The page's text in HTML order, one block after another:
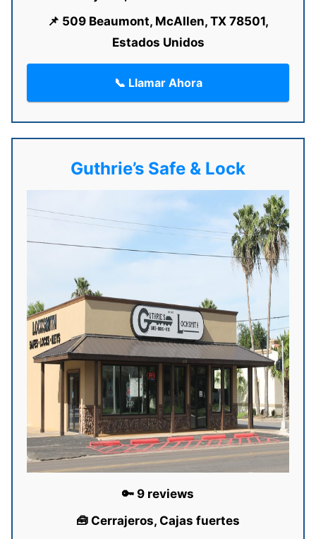
📌 509 Beaumont, McAllen, TX 78501,
Estados Unidos
📞 Llamar Ahora
Guthrie’s Safe & Lock
🔑 9 reviews
🧰 Cerrajeros, Cajas fuertes